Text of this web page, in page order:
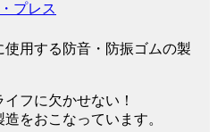
プレス
使用する防音・防振ゴムの製
フに欠かせない！
をおこなっています。